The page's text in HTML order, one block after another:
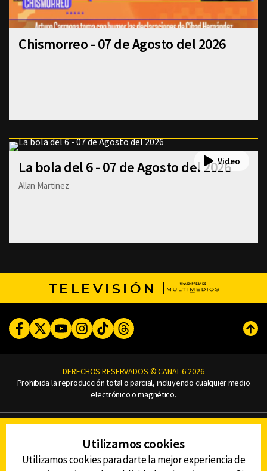
Chismorreo - 07 de Agosto del 2026
La bola del 6 - 07 de Agosto del 2026
Allan Martinez
TELEVISIÓN
FacebookTwitterYoutubeInstagram
TikTokThreads
DERECHOS RESERVADOS © CANAL 6 2026
Prohibida la reproducción total o parcial, incluyendo cualquier medio
electrónico o magnético.
AVISO DE PRIVACIDAD
DEFENSORÍA DE LAS AUDIENCIAS
Utilizamos cookies
Utilizamos cookies para darte la mejor experiencia de